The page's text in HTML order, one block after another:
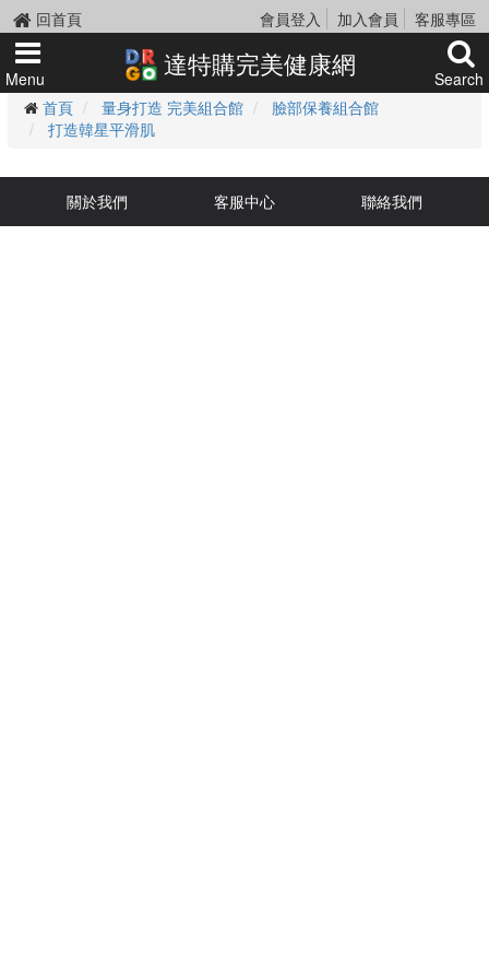
回首頁 會員登入 加入會員 客服專區
Menu 達特購完美健康網
Search
首頁
量身打造 完美組合館
臉部保養組合館
打造韓星平滑肌
關於我們 客服中心 聯絡我們